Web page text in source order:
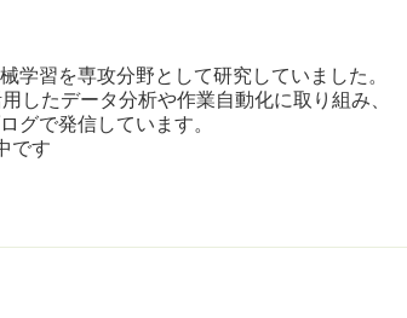
学習を専攻分野として研究していました。
したデータ分析や作業自動化に取り組み、
グで発信しています。
です